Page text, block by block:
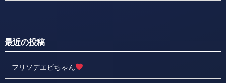
最近の投稿
フリソデエビちゃん